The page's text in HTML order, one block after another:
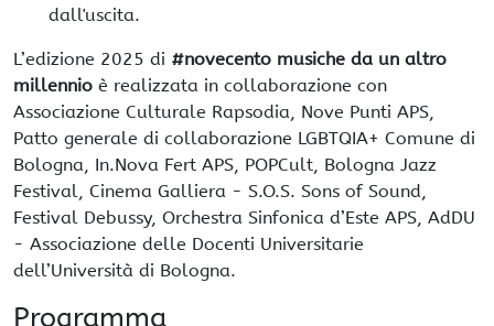
dall'uscita.
L’edizione 2025 di #novecento musiche da un altro
millennio è realizzata in collaborazione con
Associazione Culturale Rapsodia, Nove Punti APS,
Patto generale di collaborazione LGBTQIA+ Comune di
Bologna, In.Nova Fert APS, POPCult, Bologna Jazz
Festival, Cinema Galliera - S.O.S. Sons of Sound,
Festival Debussy, Orchestra Sinfonica d’Este APS, AdDU
- Associazione delle Docenti Universitarie
dell’Università di Bologna.
Programma